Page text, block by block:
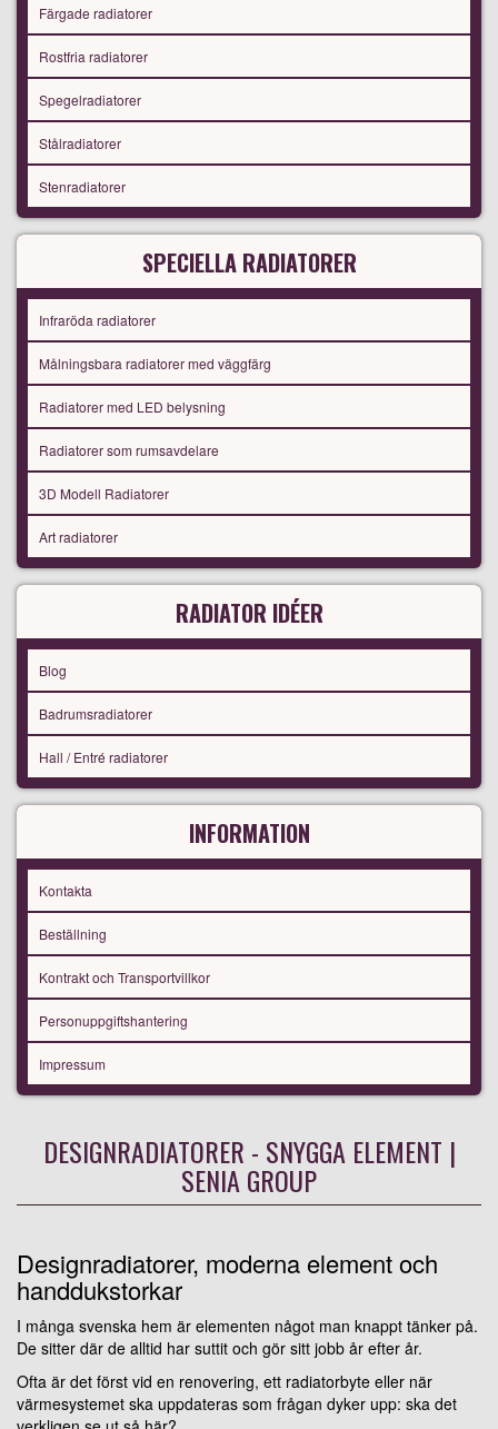
Färgade radiatorer
Rostfria radiatorer
Spegelradiatorer
Stålradiatorer
Stenradiatorer
SPECIELLA RADIATORER
Infraröda radiatorer
Målningsbara radiatorer med väggfärg
Radiatorer med LED belysning
Radiatorer som rumsavdelare
3D Modell Radiatorer
Art radiatorer
RADIATOR IDÉER
Blog
Badrumsradiatorer
Hall / Entré radiatorer
INFORMATION
Kontakta
Beställning
Kontrakt och Transportvillkor
Personuppgiftshantering
Impressum
DESIGNRADIATORER - SNYGGA ELEMENT |
SENIA GROUP
Designradiatorer, moderna element och
handdukstorkar
I många svenska hem är elementen något man knappt tänker på.
De sitter där de alltid har suttit och gör sitt jobb år efter år.
Ofta är det först vid en renovering, ett radiatorbyte eller när
värmesystemet ska uppdateras som frågan dyker upp: ska det